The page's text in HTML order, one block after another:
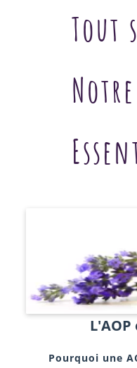
Tout
Pourquoi une